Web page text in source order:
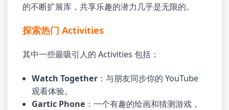
的不断扩展库，共享乐趣的潜力几乎是无限的。
探索热门 Activities
其中一些最吸引人的 Activities 包括：
Watch Together ：与朋友同步你的 YouTube
观看体验。
Gartic Phone ：一个有趣的绘画和猜测游戏，